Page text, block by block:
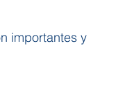
importantes y